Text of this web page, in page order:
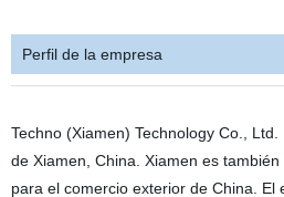
Perfil de la empresa
Techno (Xiamen) Technology Co.,
de Xiamen, China. Xiamen es
para el comercio exterior de China.